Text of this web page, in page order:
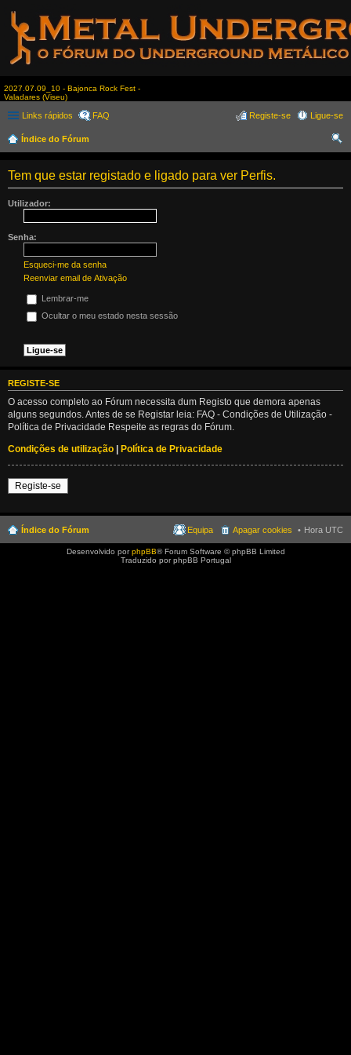
2027.07.09_10 - Bajonca Rock Fest -
Valadares (Viseu)
Links rápidos FAQ Ligue-se
Registe-se
Índice do Fórum
Tem que estar registado e ligado para ver Perfis.
Utilizador:
Senha:
Esqueci-me da senha
Reenviar email de Ativação
Lembrar-me
Ocultar o meu estado nesta sessão
REGISTE-SE
O acesso completo ao Fórum necessita dum Registo que demora apenas
alguns segundos. Antes de se Registar leia: FAQ - Condições de Utilização -
Política de Privacidade Respeite as regras do Fórum.
Condições de utilização | Política de Privacidade
Registe-se
Índice do Fórum Hora UTC
Apagar cookies
Equipa
Desenvolvido porphpBB® Forum Software © phpBB Limited
Traduzido por phpBB Portugal